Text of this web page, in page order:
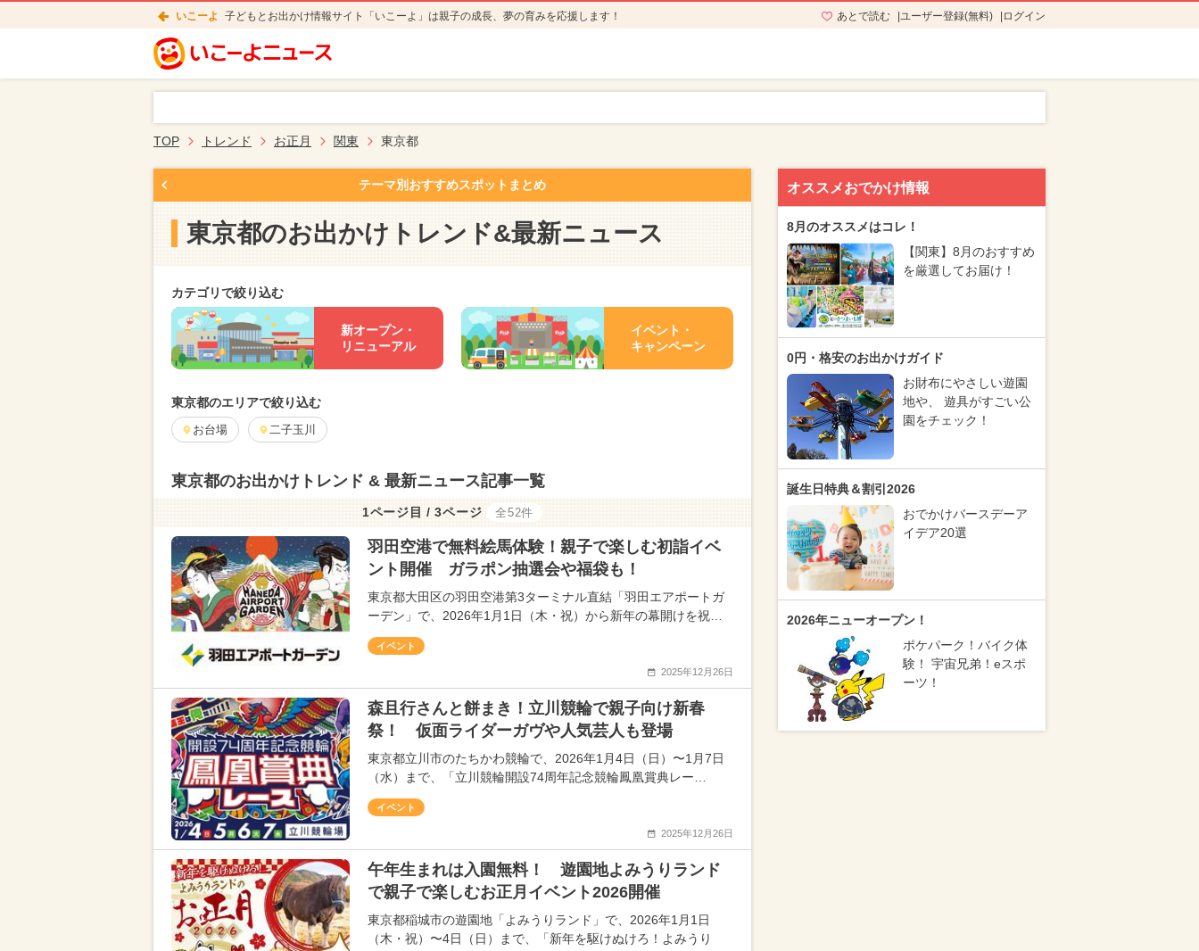
いこーよ 子どもとお出かけ情報サイト「いこーよ」は親子の成長、夢の育みを応援します！ あとで読む ユーザー登録(無料) ログイン
TOP トレンド お正月 関東 東京都
テーマ別おすすめスポットまとめ
東京都のお出かけトレンド&最新ニュース
カテゴリで絞り込む
新オープン・
リニューアル
イベント・
キャンペーン
東京都のエリアで絞り込む
お台場 二子玉川
東京都のお出かけトレンド & 最新ニュース記事一覧
1ページ目 / 3ページ 全52件
羽田空港で無料絵馬体験！親子で楽しむ初詣イベ
ント開催 ガラポン抽選会や福袋も！
東京都大田区の羽田空港第3ターミナル直結「羽田エアポートガ
ーデン」で、2026年1月1日（木・祝）から新年の幕開けを祝…
イベント
2025年12月26日
森且行さんと餅まき！立川競輪で親子向け新春
祭！ 仮面ライダーガヴや人気芸人も登場
東京都立川市のたちかわ競輪で、2026年1月4日（日）〜1月7日
（水）まで、「立川競輪開設74周年記念競輪鳳凰賞典レー…
イベント
2025年12月26日
午年生まれは入園無料！ 遊園地よみうりランド
で親子で楽しむお正月イベント2026開催
東京都稲城市の遊園地「よみうりランド」で、2026年1月1日
（木・祝）〜4日（日）まで、「新年を駆けぬけろ！よみうり
オススメおでかけ情報
8月のオススメはコレ！
【関東】8月のおすすめ
を厳選してお届け！
0円・格安のお出かけガイド
お財布にやさしい遊園
地や、 遊具がすごい公
園をチェック！
誕生日特典＆割引2026
おでかけバースデーア
イデア20選
2026年ニューオープン！
ポケパーク！バイク体
験！ 宇宙兄弟！eスポ
ーツ！